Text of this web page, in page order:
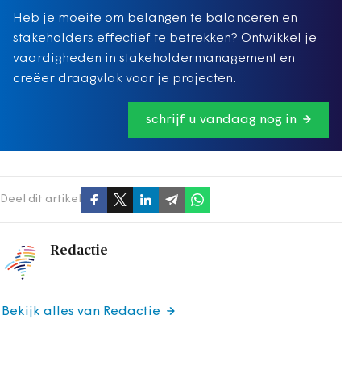
Heb je moeite om belangen te balanceren en
stakeholders effectief te betrekken? Ontwikkel je
vaardigheden in stakeholdermanagement en
creëer draagvlak voor je projecten.
schrijf u vandaag nog in
Deel dit artikel
Redactie
Bekijk alles van Redactie